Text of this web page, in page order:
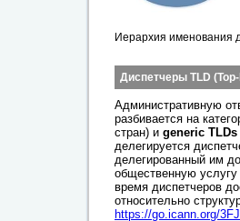
Иерархия именования
Диспетчеры TLD
Административную
разбивается на
стран) и generic TLDs
делегируется
делегированный им
общественную
время диспетчеров
относительно
https://go.icann.org/